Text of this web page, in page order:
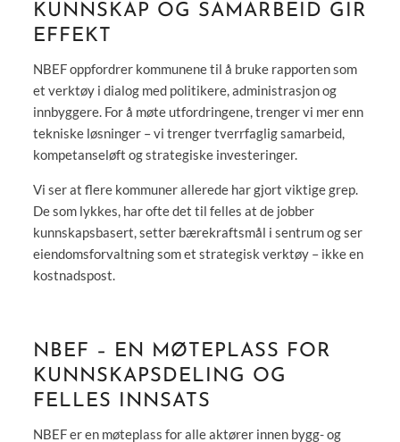
KUNNSKAP OG SAMARBEID GIR
EFFEKT
NBEF oppfordrer kommunene til å bruke rapporten som
et verktøy i dialog med politikere, administrasjon og
innbyggere. For å møte utfordringene, trenger vi mer enn
tekniske løsninger – vi trenger tverrfaglig samarbeid,
kompetanseløft og strategiske investeringer.
Vi ser at flere kommuner allerede har gjort viktige grep.
De som lykkes, har ofte det til felles at de jobber
kunnskapsbasert, setter bærekraftsmål i sentrum og ser
eiendomsforvaltning som et strategisk verktøy – ikke en
kostnadspost.
NBEF – EN MØTEPLASS FOR
KUNNSKAPSDELING OG
FELLES INNSATS
NBEF er en møteplass for alle aktører innen bygg- og